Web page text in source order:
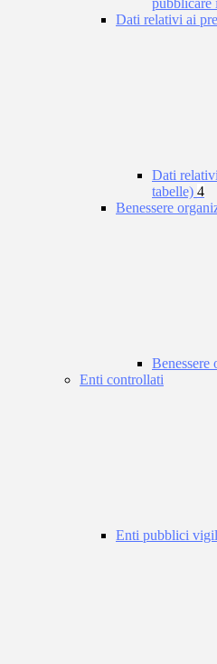
pubblicare
Dati relativi ai
Dati
tabelle) 4
Benessere
Benessere
Enti controllati
Enti pubblici